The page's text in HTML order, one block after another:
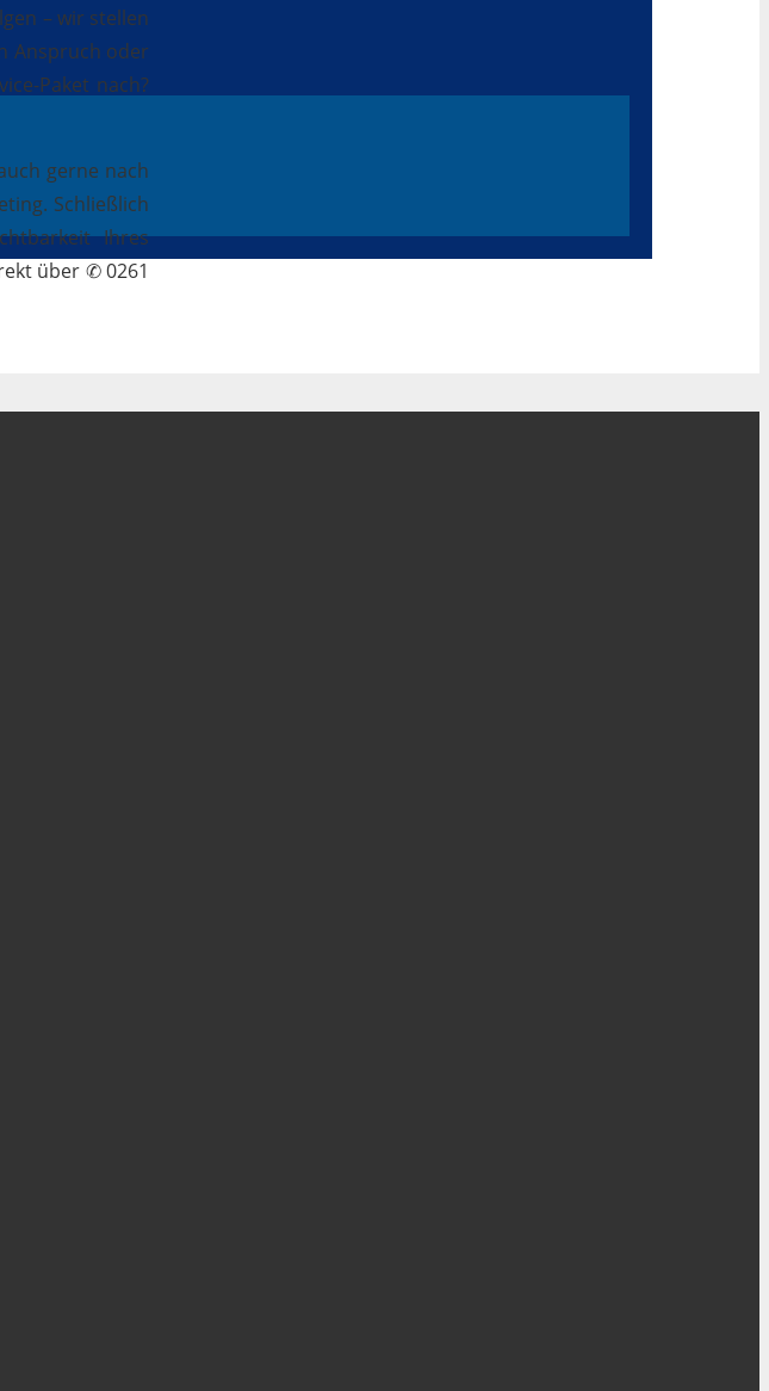
– wir stellen
Anspruch oder
Paket nach?
gerne nach
Schließlich
Ihres
über ✆ 0261